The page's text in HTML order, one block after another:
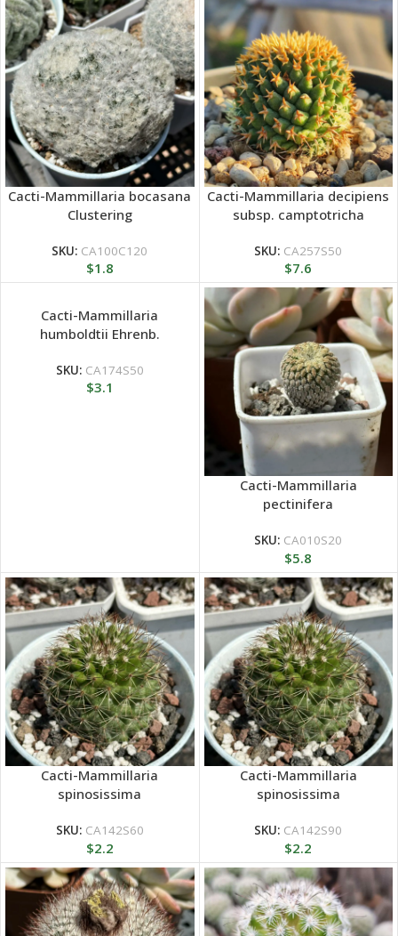
Cacti-Mammillaria bocasana
Clustering
SKU: CA100C120
$1.8
Cacti-Mammillaria decipiens
subsp. camptotricha
SKU: CA257S50
$7.6
Cacti-Mammillaria
humboldtii Ehrenb.
SKU: CA174S50
$3.1
Cacti-Mammillaria
pectinifera
SKU: CA010S20
$5.8
Cacti-Mammillaria
spinosissima
SKU: CA142S60
$2.2
Cacti-Mammillaria
spinosissima
SKU: CA142S90
$2.2